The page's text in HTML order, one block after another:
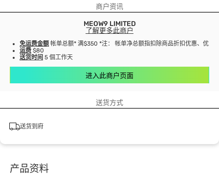
商户资讯
MEOW9 LIMITED
了解更多此商户
免运费金额 帐单总额* 满$350 *注： 帐单净总额指扣除商品折扣优惠、优惠
运费 $80
送货时间 5 個工作天
进入此商户页面
送货方式
送货到府
产品资料